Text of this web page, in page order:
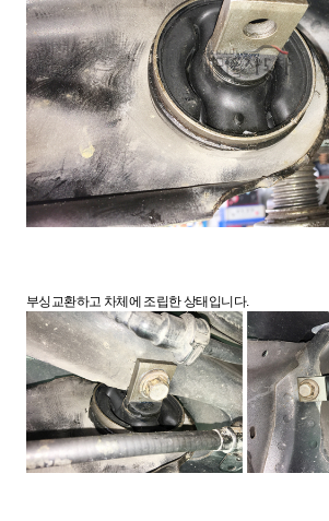
부싱교환하고 차체에 조립한 상태입니다.